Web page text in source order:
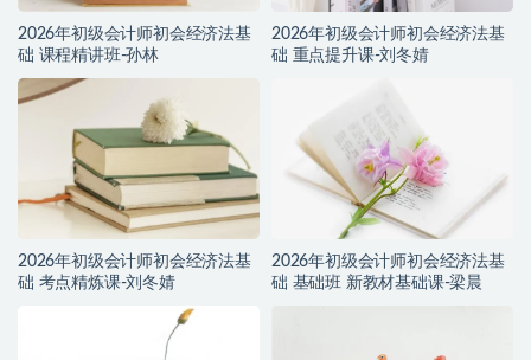
2026年初级会计师初会经济法基
础 课程精讲班-孙林
2026年初级会计师初会经济法基
础 重点提升课-刘冬婧
2026年初级会计师初会经济法基
础 考点精炼课-刘冬婧
2026年初级会计师初会经济法基
础 基础班 新教材基础课-梁晨